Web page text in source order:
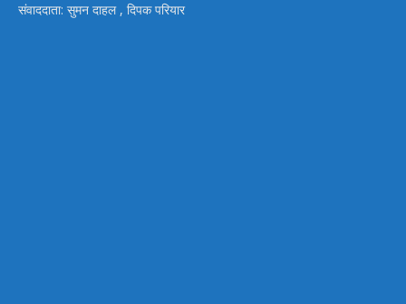
संवाददाता: सुमन दाहल , दिपक परियार